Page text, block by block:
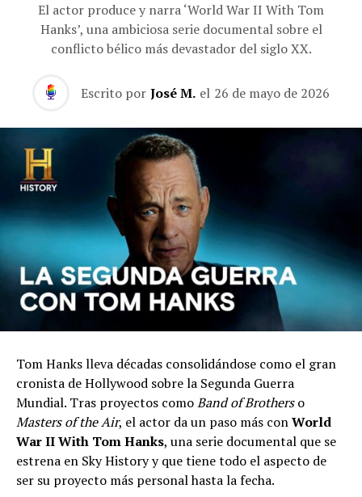
El actor produce y narra ‘World War II With Tom
Hanks’, una ambiciosa serie documental sobre el
conflicto bélico más devastador del siglo XX.
Escrito por José M. el 26 de mayo de 2026
Tom Hanks lleva décadas consolidándose como el gran
cronista de Hollywood sobre la Segunda Guerra
Mundial. Tras proyectos comoBand of Brotherso
Masters of the Air, el actor da un paso más conWorld
War II With Tom Hanks, una serie documental que se
estrena en Sky History y que tiene todo el aspecto de
ser su proyecto más personal hasta la fecha.